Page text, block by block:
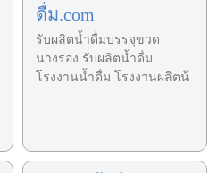
ดื่ม.com
รับผลิตน้ำดื่มบรรจุขวด
นางรอง รับผลิตน้ำดื่ม
โรงงานน้ำดื่ม โรงงานผลิตน้